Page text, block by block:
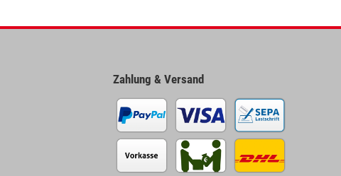
Zahlung & Versand